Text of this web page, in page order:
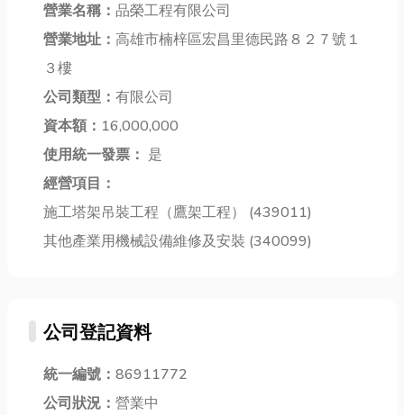
重要！」而水
管用久了也會
生病，出現水
題！這時候該
怎麼...
生活品質，更
有可能造成能
理出五大常見
冷...
瞬熱飲水機推
營業名稱： 品榮工程有限公司
營業地址： 高雄市楠梓區宏昌里德民路８２７號１
３樓
公司類型： 有限公司
資本額： 16,000,000
使用統一發票： 是
經營項目：
施工塔架吊裝工程（鷹架工程） (439011)
其他產業用機械設備維修及安裝 (340099)
公司登記資料
統一編號： 86911772
公司狀況： 營業中